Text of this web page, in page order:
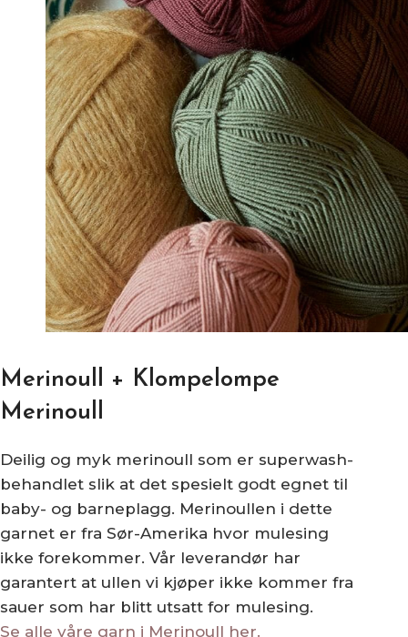
Merinoull + Klompelompe
Merinoull
Deilig og myk merinoull som er superwash-
behandlet slik at det spesielt godt egnet til
baby- og barneplagg. Merinoullen i dette
garnet er fra Sør-Amerika hvor mulesing
ikke forekommer. Vår leverandør har
garantert at ullen vi kjøper ikke kommer fra
sauer som har blitt utsatt for mulesing.
Se alle våre garn i Merinoull her.